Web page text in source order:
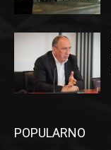
POPULARNO